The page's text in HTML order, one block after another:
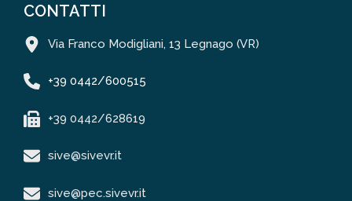
CONTATTI
Via Franco Modigliani, 13 Legnago (VR)
+39 0442/600515
+39 0442/628619
sive@sivevr.it
sive@pec.sivevr.it